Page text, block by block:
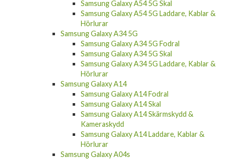
Samsung Galaxy A54 5G Skal
Samsung Galaxy A54 5G Laddare, Kablar &
Hörlurar
Samsung Galaxy A34 5G
Samsung Galaxy A34 5G Fodral
Samsung Galaxy A34 5G Skal
Samsung Galaxy A34 5G Laddare, Kablar &
Hörlurar
Samsung Galaxy A14
Samsung Galaxy A14 Fodral
Samsung Galaxy A14 Skal
Samsung Galaxy A14 Skärmskydd &
Kameraskydd
Samsung Galaxy A14 Laddare, Kablar &
Hörlurar
Samsung Galaxy A04s